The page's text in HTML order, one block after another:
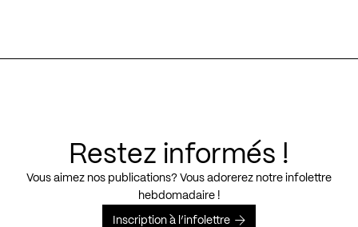
Restez informés !
Vous aimez nos publications? Vous adorerez notre infolettre
hebdomadaire !
Inscription à l’infolettre